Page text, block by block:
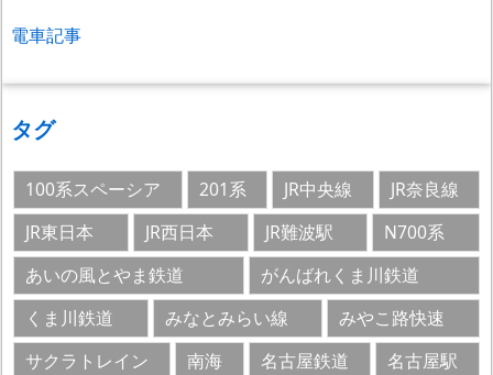
電車記事
タグ
100系スペーシア 201系 JR中央線
JR奈良線
JR東日本
JR西日本 JR難波駅
N700系
あいの風とやま鉄道
がんばれくま川鉄道
くま川鉄道
みなとみらい線
みやこ路快速
サクラトレイン​
南海 名古屋鉄道
名古屋駅